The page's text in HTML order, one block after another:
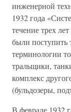
инженерной
1932 года
течение трех
были поступить
терминологии
тральщики,
комплекс
(бульдозеры,